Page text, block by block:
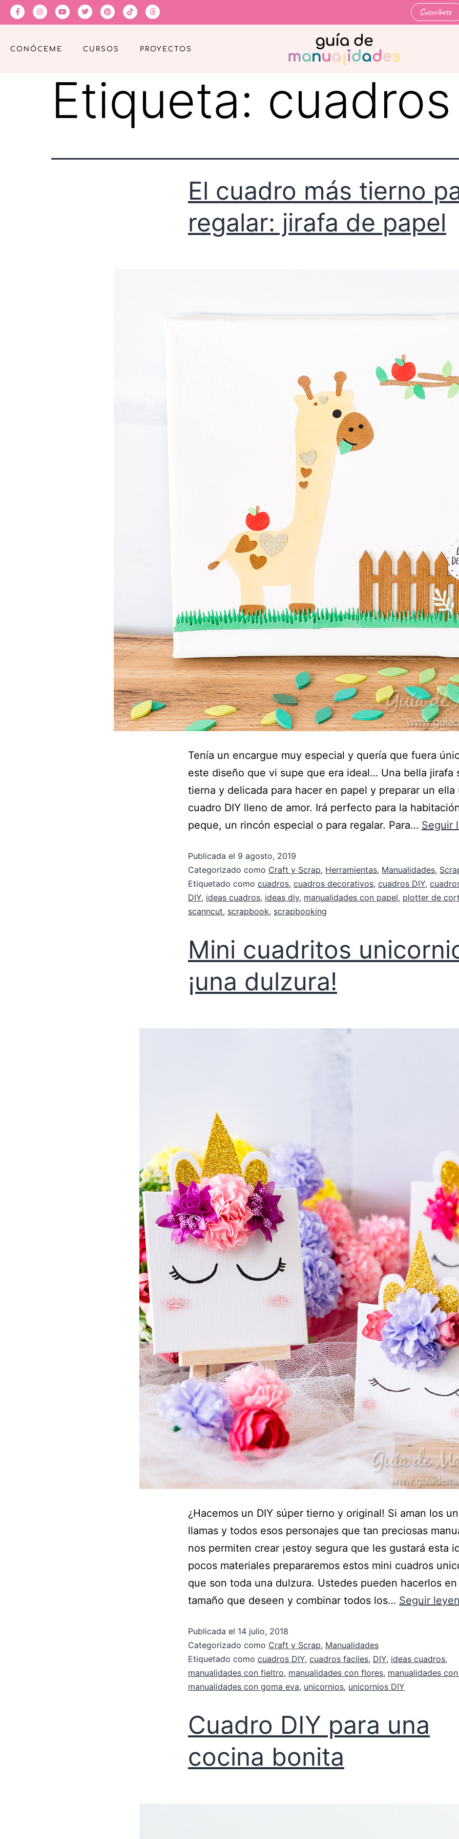
Suscríbete
CONÓCEME CURSOS PROYECTOS
Etiqueta:
El cuadro más tierno
regalar: jirafa de papel
Tenía un encargue muy especial y quería que fuera
este diseño que vi supe que era ideal… Una bella jirafa
tierna y delicada para hacer en papel y preparar un ella
cuadro DIY lleno de amor. Irá perfecto para la
peque, un rincón especial o para regalar. Para… Seguir
Publicada el 9 agosto, 2019
Categorizado como Craft y Scrap, Herramientas, Manualidades,
Etiquetado como cuadros, cuadros decorativos, cuadros DIY,
DIY, ideas cuadros, ideas diy, manualidades con papel, plotter de
scanncut, scrapbook, scrapbooking
Mini cuadritos
¡una dulzura!
¿Hacemos un DIY súper tierno y original! Si aman los
llamas y todos esos personajes que tan preciosas
nos permiten crear ¡estoy segura que les gustará esta
pocos materiales prepararemos estos mini cuadros
que son toda una dulzura. Ustedes pueden hacerlos
tamaño que deseen y combinar todos los… Seguir
Publicada el 14 julio, 2018
Categorizado como Craft y Scrap, Manualidades
Etiquetado como cuadros DIY, cuadros faciles, DIY, ideas cuadros,
manualidades con fieltro, manualidades con flores, manualidades
manualidades con goma eva, unicornios, unicornios DIY
Cuadro DIY para una
cocina bonita